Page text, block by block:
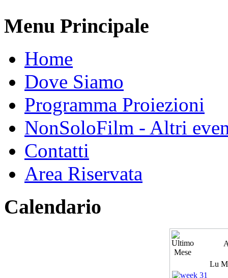
Menu Principale
Home
Dove Siamo
Programma Proiezioni
NonSoloFilm - Altri
Contatti
Area Riservata
Calendario
Lu